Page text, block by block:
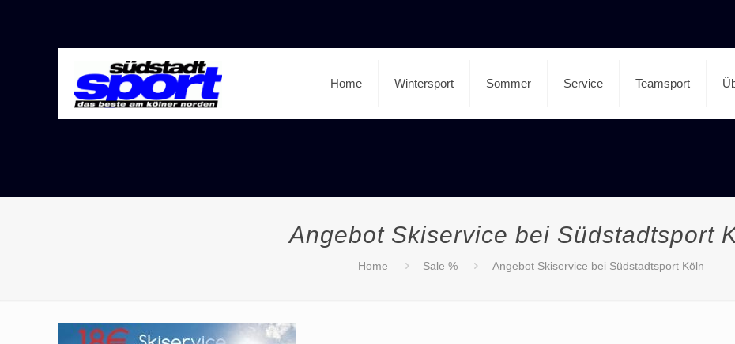
Home Wintersport Sommer Service Teamsport
Angebot Skiservice bei Südstadtsport
Home Sale % Angebot Skiservice bei Südstadtsport Köln